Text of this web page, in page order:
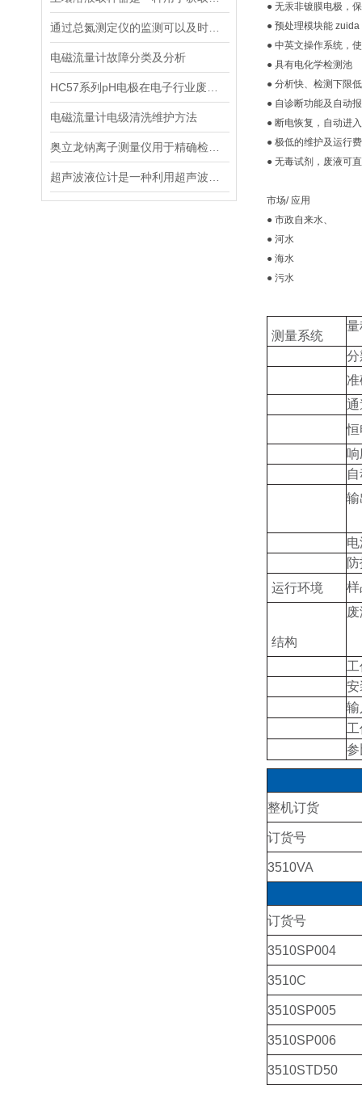
电磁流量计故障分类及分析
电磁流量计电级清洗维护方法
● 无汞非镀膜电极，
● 预处理模块能
● 中英文操作系统，
● 具有电化学检测池
● 分析快、检测下限低
● 自诊断功能及自动
● 断电恢复，自动进
● 极低的维护及运行
● 无毒试剂，废液可
市场/ 应用
● 市政自来水、
● 河水
● 海水
● 污水
测量系统
量
分
准
通
恒
输
运行环境
样
结构
安
输
参
整机订货
订货号
3510VA
订货号
3510SP004
3510C
3510SP005
3510SP006
3510STD50